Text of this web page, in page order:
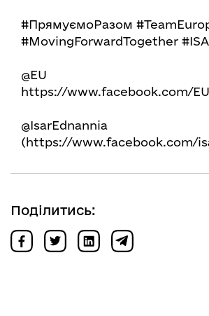
#ПрямуємоРазом
#MovingForwardTogether
@EU
https://www.facebook.com/
@IsarEdnannia
(https://www.facebook.com/
Поділитись: